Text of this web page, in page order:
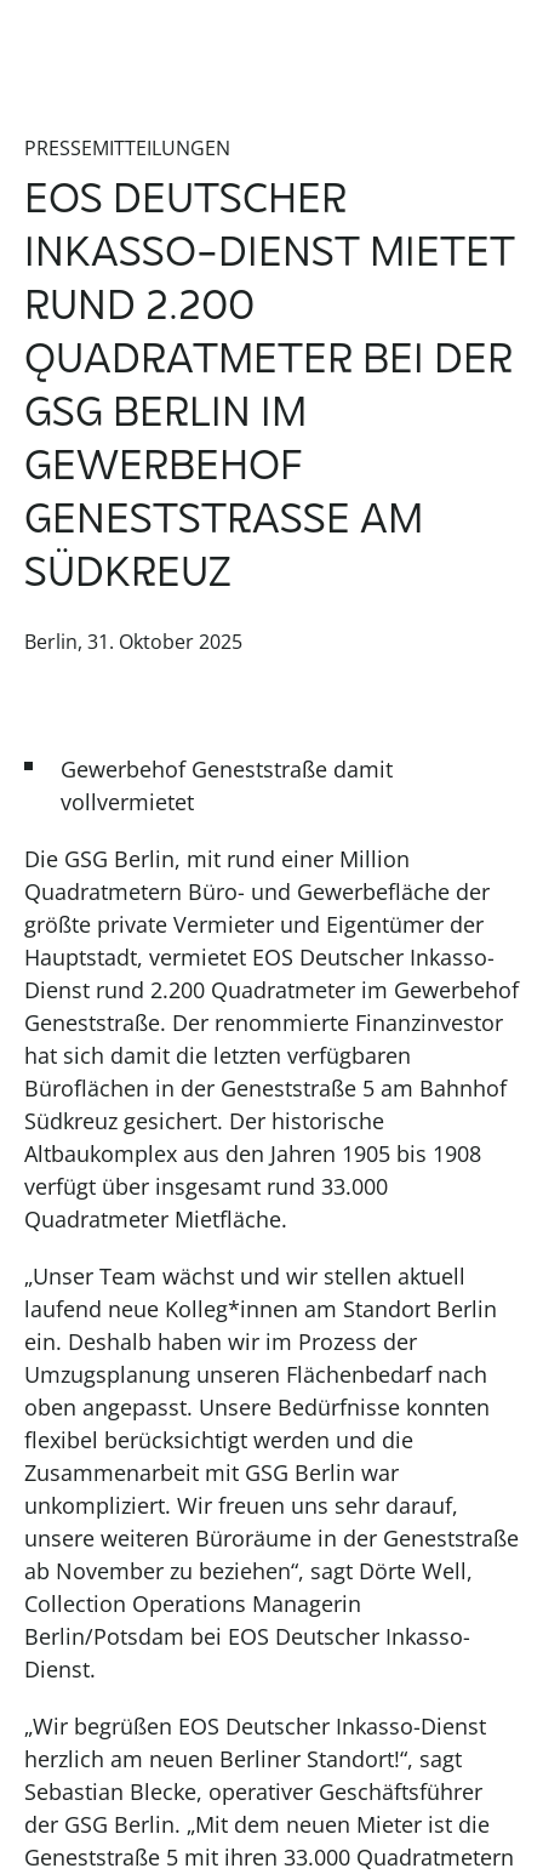
PRESSEMITTEILUNGEN
EOS DEUTSCHER
INKASSO-DIENST MIETET
RUND 2.200
QUADRATMETER BEI DER
GSG BERLIN IM
GEWERBEHOF
GENESTSTRASSE AM S
ÜDKREUZ
Berlin, 31. Oktober 2025
Gewerbehof Geneststraße damit
vollvermietet
Die GSG Berlin, mit rund einer Million
Quadratmetern Büro- und Gewerbefläche der
größte private Vermieter und Eigentümer der
Hauptstadt, vermietet EOS Deutscher Inkasso-
Dienst rund 2.200 Quadratmeter im Gewerbehof
Geneststraße. Der renommierte Finanzinvestor
hat sich damit die letzten verfügbaren
Büroflächen in der Geneststraße 5 am Bahnhof
Südkreuz gesichert. Der historische
Altbaukomplex aus den Jahren 1905 bis 1908
verfügt über insgesamt rund 33.000
Quadratmeter Mietfläche.
„Unser Team wächst und wir stellen aktuell
laufend neue Kolleg*innen am Standort Berlin
ein. Deshalb haben wir im Prozess der
Umzugsplanung unseren Flächenbedarf nach
oben angepasst. Unsere Bedürfnisse konnten
flexibel berücksichtigt werden und die
Zusammenarbeit mit GSG Berlin war
unkompliziert. Wir freuen uns sehr darauf,
unsere weiteren Büroräume in der Geneststraße
ab November zu beziehen“, sagt Dörte Well,
Collection Operations Managerin
Berlin/Potsdam bei EOS Deutscher Inkasso-
Dienst.
„Wir begrüßen EOS Deutscher Inkasso-Dienst
herzlich am neuen Berliner Standort!“, sagt
Sebastian Blecke, operativer Geschäftsführer
der GSG Berlin. „Mit dem neuen Mieter ist die
Geneststraße 5 mit ihren 33.000 Quadratmetern